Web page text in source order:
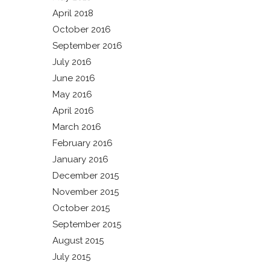
April 2018
October 2016
September 2016
July 2016
June 2016
May 2016
April 2016
March 2016
February 2016
January 2016
December 2015
November 2015
October 2015
September 2015
August 2015
July 2015